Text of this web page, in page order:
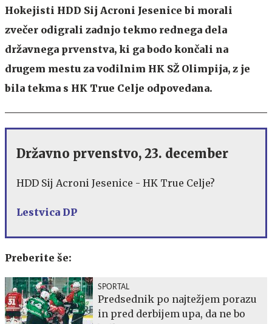
Hokejisti HDD Sij Acroni Jesenice bi morali
zvečer odigrali zadnjo tekmo rednega dela
državnega prvenstva, ki ga bodo končali na
drugem mestu za vodilnim HK SŽ Olimpija, z je
bila tekma s HK True Celje odpovedana.
Državno prvenstvo, 23. december
HDD Sij Acroni Jesenice - HK True Celje?
Lestvica DP
Preberite še:
SPORTAL
Predsednik po najtežjem porazu
in pred derbijem upa, da ne bo